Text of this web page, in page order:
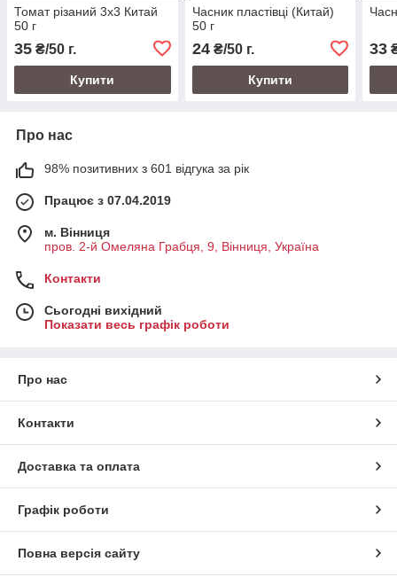
Томат різаний 3х3 Китай
50 г
35 ₴/50 г.
Купити
Часник пластівці (Китай)
50 г
24₴/50 г.
Купити
33
Про нас
98% позитивних з 601 відгука за рік
Працює з 07.04.2019
м. Вінниця
пров. 2-й Омеляна Грабця, 9, Вінниця, Україна
Контакти
Сьогодні вихідний
Показати весь графік роботи
Про нас
Контакти
Доставка та оплата
Графік роботи
Повна версія сайту